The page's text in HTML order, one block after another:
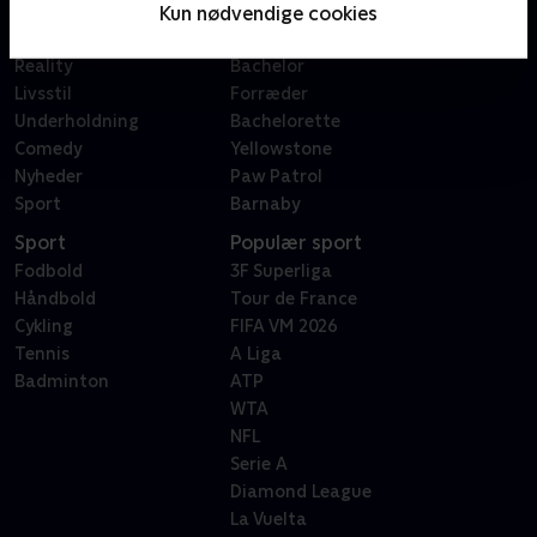
Kun nødvendige cookies
Reality
Livsstil
Underholdning
Comedy
Nyheder
Sport
Sygeplejeskolen
Bachelor
Forræder
Bachelorette
Yellowstone
Paw Patrol
Barnaby
Sport
Fodbold
Håndbold
Cykling
Tennis
Badminton
Populær sport
3F Superliga
Tour de France
FIFA VM 2026
A Liga
ATP
WTA
NFL
Serie A
Diamond League
La Vuelta